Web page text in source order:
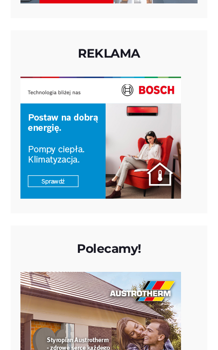
REKLAMA
Polecamy!